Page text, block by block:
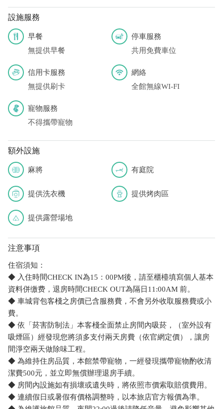
設施服務
早餐
無提供早餐
停車服務
共用免費車位
信用卡服務
無提供刷卡
網絡
全館無線WI-FI
寵物服務
不得攜帶寵物
額外設施
麻將 有庭院
提供洗衣機 提供烤肉區
提供露營場地
注意事項
住宿須知：
◆ 入住時間CHECK IN為15：00PM後，請至櫃檯填寫個人基本
資料併缴费，退房時間CHECK OUT為隔日11:00AM 前。
◆ 車城背包客棧之房價已含服務費，不會另外收取服務費或小
費。
◆ 依「菸害防制法」本客棧全面禁止房間內吸菸，（室外設有
吸煙區）經發現您將須多支付兩天房費（依官網定價），讓房
間淨空兩天做除味工程。
◆ 為維持住房品質，本館禁帶寵物，一經發現攜帶寵物酌收清
潔費500元，並立即無償辦理退房手續。
◆ 房間內設施如有損壞或遺失時，將依照市價索取賠償費用。
◆ 連續假日或暑假有價格調整時，以本旅店官方報價為準。